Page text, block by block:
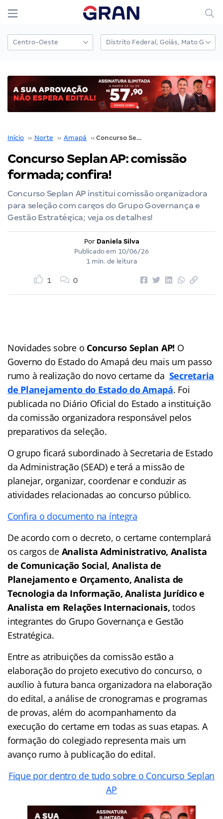
Início ›› Norte ›› Amapá ›› Concurso Seplan AP: comissão formada; confira!
Concurso Seplan AP: comissão
formada; confira!
Concurso Seplan AP institui comissão organizadora
para seleção com cargos do Grupo Governança e
Gestão Estratégica; veja os detalhes!
Por Daniela Silva
Publicado em 10/06/26
1 min. de leitura
1 0
Novidades sobre o Concurso Seplan AP! O
Governo do Estado do Amapá deu mais um passo
rumo à realização do novo certame da Secretaria
de Planejamento do Estado do Amapá. Foi
publicada no Diário Oficial do Estado a instituição
da comissão organizadora responsável pelos
preparativos da seleção.
O grupo ficará subordinado à Secretaria de Estado
da Administração (SEAD) e terá a missão de
planejar, organizar, coordenar e conduzir as
atividades relacionadas ao concurso público.
Confira o documento na íntegra
De acordo com o decreto, o certame contemplará
os cargos de Analista Administrativo, Analista
de Comunicação Social, Analista de
Planejamento e Orçamento, Analista de
Tecnologia da Informação, Analista Jurídico e
Analista em Relações Internacionais,todos
integrantes do Grupo Governança e Gestão
Estratégica.
Entre as atribuições da comissão estão a
elaboração do projeto executivo do concurso, o
auxílio à futura banca organizadora na elaboração
do edital, a análise de cronogramas e programas
de provas, além do acompanhamento da
execução do certame em todas as suas etapas. A
formação do colegiado representa mais um
avanço rumo à publicação do edital.
Fique por dentro de tudo sobre o Concurso Seplan
AP